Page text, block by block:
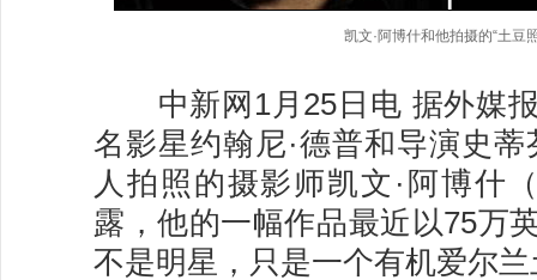
凯文·阿博什和他拍摄的“土豆
中新网1月25日电 据外媒报
名影星约翰尼·德普和导演史蒂
人拍照的摄影师凯文·阿博什
露，他的一幅作品最近以75万
不是明星，只是一个有机爱尔